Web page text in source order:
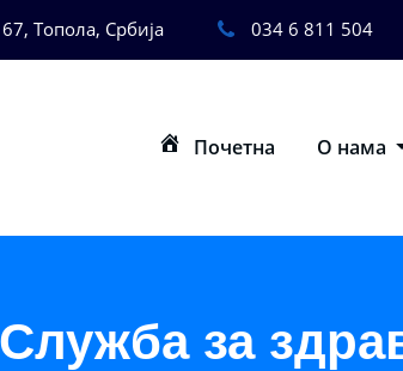
Топола, Србија 034 6 811 504
Почетна О нама
Служба за